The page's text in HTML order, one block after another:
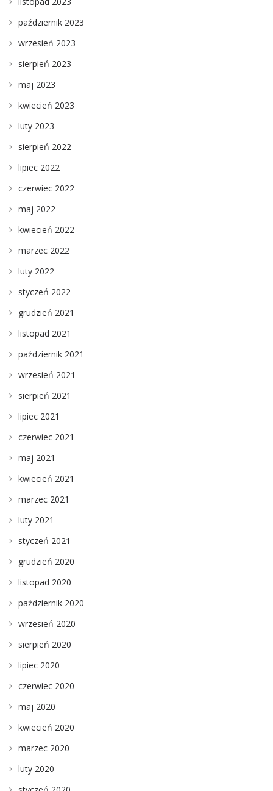
październik 2023
wrzesień 2023
sierpień 2023
maj 2023
kwiecień 2023
luty 2023
sierpień 2022
lipiec 2022
czerwiec 2022
maj 2022
kwiecień 2022
marzec 2022
luty 2022
styczeń 2022
grudzień 2021
listopad 2021
październik 2021
wrzesień 2021
sierpień 2021
lipiec 2021
czerwiec 2021
maj 2021
kwiecień 2021
marzec 2021
luty 2021
styczeń 2021
grudzień 2020
listopad 2020
październik 2020
wrzesień 2020
sierpień 2020
lipiec 2020
czerwiec 2020
maj 2020
kwiecień 2020
marzec 2020
luty 2020